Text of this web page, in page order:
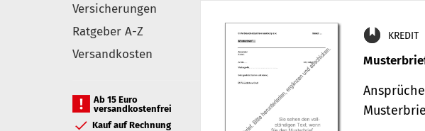
Versicherungen
Ratgeber A-Z
Versandkosten
Ab 15 Euro
versandkostenfrei
Kauf auf Rechnung
KREDIT